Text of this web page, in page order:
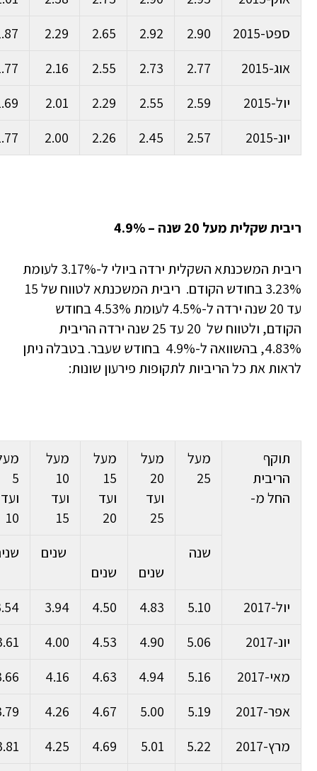
ספט-2015
2.90
2.92
2.65
2.29
אוג-2015
2.77
2.73
2.55
2.16
יול-2015
2.59
2.55
2.29
2.01
יונ-2015
2.57
2.45
2.26
2.00
ריבית שקלית מעל 20 שנה – 4.9%
ריבית המשכנתא השקלית ירדה ביולי ל-3.17% לעומת
3.23% בחודש הקודם. ריבית המשכנתא לטווח של 15
עד 20 שנה ירדה ל-4.5% לעומת 4.53% בחודש
הקודם, ולטווח של 20 עד 25 שנה ירדה הריבית
4.83%, בהשוואה ל-4.9% בחודש שעבר. בטבלה ניתן
לראות את כל הריביות לתקופות פירעון שונות:
תוקף
הריבית
החל מ-
מעל
25
מעל
20
ועד
25
מעל
15
ועד
20
מעל
10
ועד
15
5
ועד
10
שנה
שנים
שנים
שנים
יול-2017 5.10
4.83
4.50
3.94
יונ-2017
5.06
4.90
4.53
4.00
מאי-2017
5.16
4.94
4.63
4.16
אפר-2017
5.19
5.00
4.67
4.26
מרץ-2017
5.22
5.01
4.69
4.25